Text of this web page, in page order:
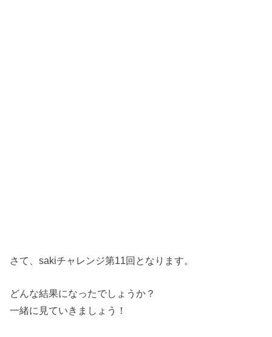
さて、sakiチャレンジ第11回となります。
どんな結果になったでしょうか？
一緒に見ていきましょう！